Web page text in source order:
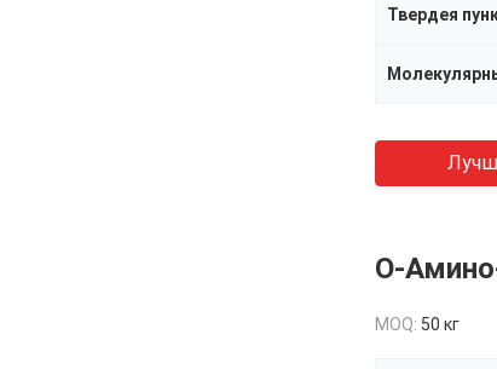
Твердея
О-
MOQ: 50 кг